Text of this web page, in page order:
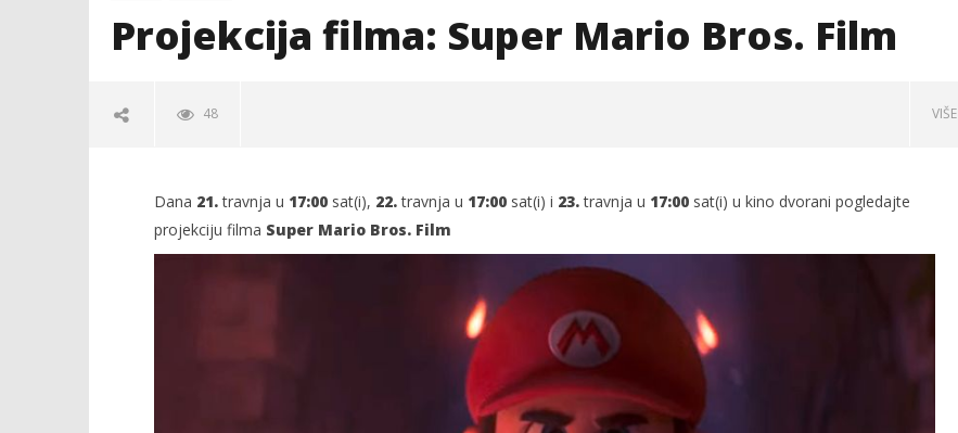
NOVO
KULTURA
4. Oluja Jazz Fest donosi dvije večeri vrhunskog jazza
GRAD
Popis poslova na području VPŽ
Projekcija filma: Super Mario Bros. Film
48 VIŠE
Popis poslova na području VPŽ
20.04.2023.
i zdravstvene izazove
Dana 21.travnja u 17:00sat(i), 22.travnja u 17:00sat(i) i 23.travnja u 17:00sat(i) u kino dvorani pogledajte
projekciju filma Super Mario Bros. Film